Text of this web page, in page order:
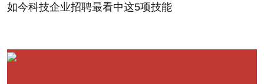
销售其TouchPad，在第三
market in Q2 with its
如今科技企业招聘最看中这5项技能